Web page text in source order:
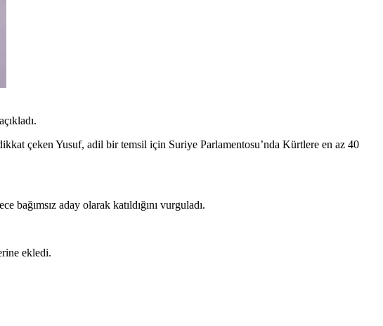
çeken Yusuf, adil bir temsil için Suriye Parlamentosu’nda Kürtlere en az 40
bağımsız aday olarak katıldığını vurguladı.
ekledi.